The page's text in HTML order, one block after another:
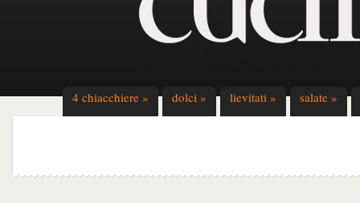
4 chiacchiere » dolci » lievitati » salate »